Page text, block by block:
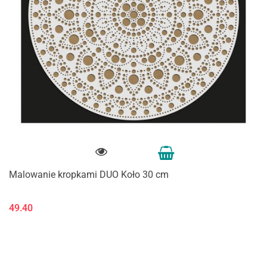
Malowanie kropkami DUO Koło 30 cm
49.40